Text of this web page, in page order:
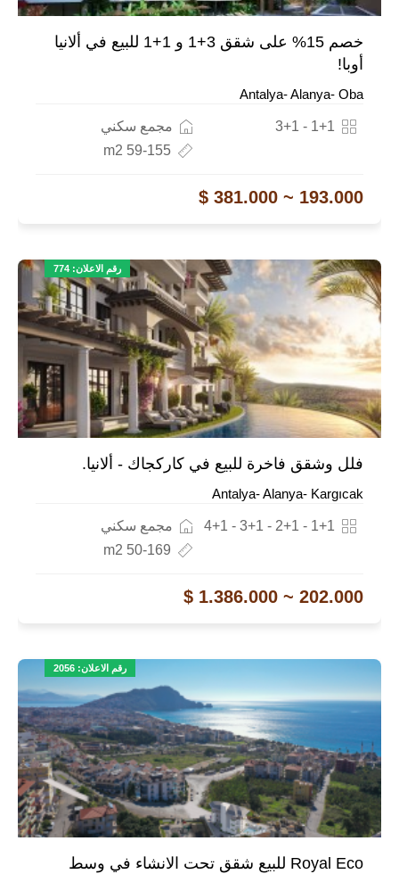
خصم 15% على شقق 3+1 و 1+1 للبيع في ألانيا
أوبا!
Antalya- Alanya- Oba
مجمع سكني
1+1 - 3+1
59-155 m2
193.000 ~ 381.000 $
رقم الاعلان: 774
فلل وشقق فاخرة للبيع في كاركجاك - ألانيا.
Antalya- Alanya- Kargıcak
مجمع سكني
1+1 - 2+1 - 3+1 - 4+1
50-169 m2
202.000 ~ 1.386.000 $
رقم الاعلان: 2056
Royal Eco للبيع شقق تحت الانشاء في وسط